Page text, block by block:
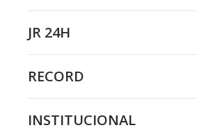
JR 24H
RECORD
INSTITUCIONAL